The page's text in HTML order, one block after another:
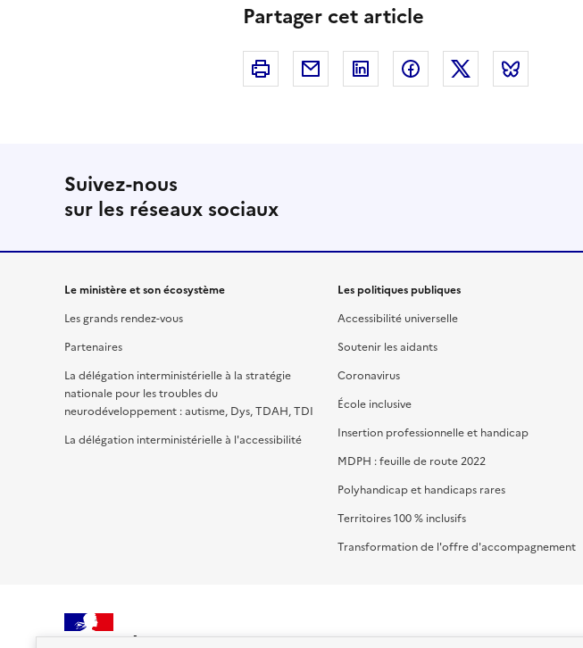
Partager cet article
Imprimer Courriel Linkedin FacebookTwitter
Suivez-nous
sur les réseaux sociaux
Le ministère et son écosystème
Les grands rendez-vous
Partenaires
La délégation interministérielle à la stratégie
nationale pour les troubles du
neurodéveloppement : autisme, Dys, TDAH, TDI
La délégation interministérielle à l'accessibilité
Les politiques publiques
Accessibilité universelle
Soutenir les aidants
Coronavirus
École inclusive
Insertion professionnelle et handicap
MDPH : feuille de route 2022
Polyhandicap et handicaps rares
Territoires 100 % inclusifs
Transformation de l'offre d'accompagnement